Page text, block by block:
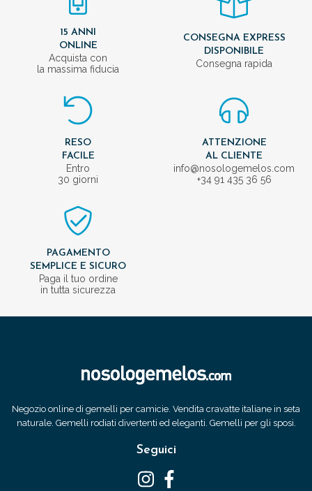
15 ANNI
ONLINE
Acquista con
la massima fiducia
CONSEGNA EXPRESS
DISPONIBILE
Consegna rapida
RESO
FACILE
Entro
30 giorni
ATTENZIONE
AL CLIENTE
info@nosologemelos.com
+34 91 435 36 56
PAGAMENTO
SEMPLICE E SICURO
Paga il tuo ordine
in tutta sicurezza
Negozio online di gemelli per camicie. Vendita cravatte italiane in seta
naturale. Gemelli rodiati divertenti ed eleganti. Gemelli per gli sposi.
Seguici